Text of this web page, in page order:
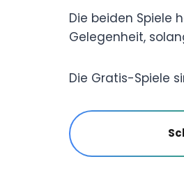
Die beiden Spiele
Gelegenheit,
Die Gratis-Spiele